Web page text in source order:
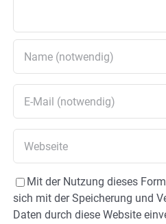
Mit der Nutzung dieses
sich mit der Speicherung und
Daten durch diese Website